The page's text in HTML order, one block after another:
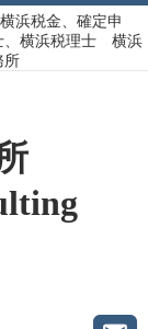
浜税金、確定申
、横浜税理士 横浜
所
務所